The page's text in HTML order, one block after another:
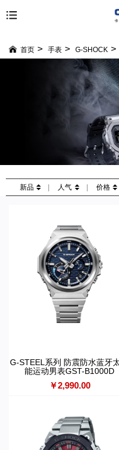
首页 手表 G-SHOCK
新品 人气 价格
G-STEEL系列 防震防水蓝牙
能运动男表GST-B1000D
￥2,990.00